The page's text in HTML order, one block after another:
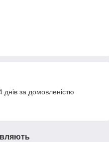
за домовленістю